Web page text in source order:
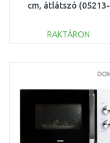
cm, átlátszó (05213-
RAKTÁRON
Összehasonlítás